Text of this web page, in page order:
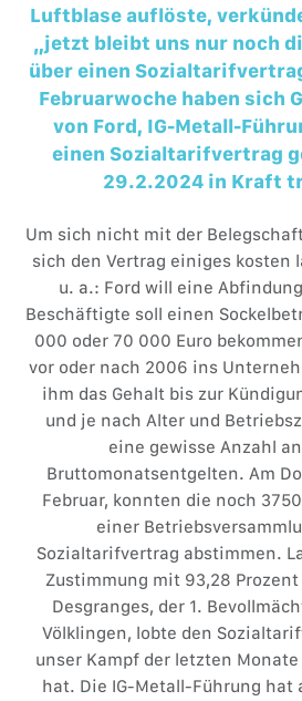
Luftblase auflöste,
„jetzt bleibt uns nur noch
über einen
Februarwoche haben sich
von Ford, IG-Metall-
einen Sozialtarifvertrag
29.2.2024 in Kraft
Um sich nicht mit der
sich den Vertrag einiges kosten
u. a.: Ford will eine
Beschäftigte soll einen
000 oder 70 000 Euro
vor oder nach 2006 ins
ihm das Gehalt bis zur
und je nach Alter und
eine gewisse Anzahl
Bruttomonatsentgelten. Am
Februar, konnten die noch
einer
Sozialtarifvertrag abstimmen.
Zustimmung mit 93,28
Desgranges, der 1.
Völklingen, lobte den
unser Kampf der letzten
hat. Die IG-Metall-Führung hat